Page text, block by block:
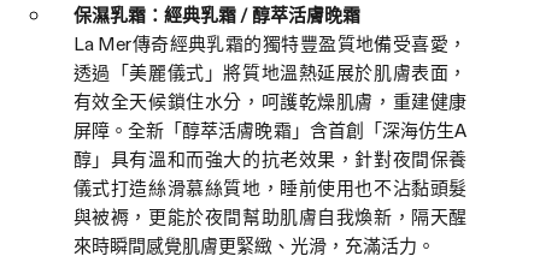
保濕乳霜：經典乳霜 / 醇萃活膚晚霜
La Mer傳奇經典乳霜的獨特豐盈質地備受喜愛，
透過「美麗儀式」將質地溫熱延展於肌膚表面，
有效全天候鎖住水分，呵護乾燥肌膚，重建健康
屏障。全新「醇萃活膚晚霜」含首創「深海仿生A
醇」具有溫和而強大的抗老效果，針對夜間保養
儀式打造絲滑慕絲質地，睡前使用也不沾黏頭髮
與被褥，更能於夜間幫助肌膚自我煥新，隔天醒
來時瞬間感覺肌膚更緊緻、光滑，充滿活力。